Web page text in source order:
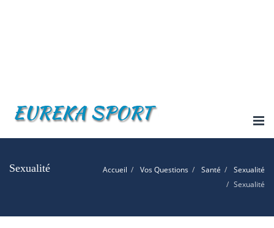
Sexualité Accueil Vos Questions Santé
Sexualité
Sexualité